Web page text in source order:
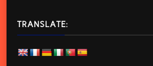
TRANSLATE: